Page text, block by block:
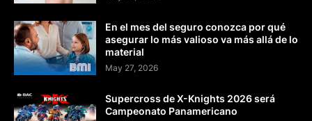
En el mes del seguro conozca por qué
asegurar lo más valioso va más allá de lo
material
May 27, 2026
Supercross de X-Knights 2026 será
Campeonato Panamericano